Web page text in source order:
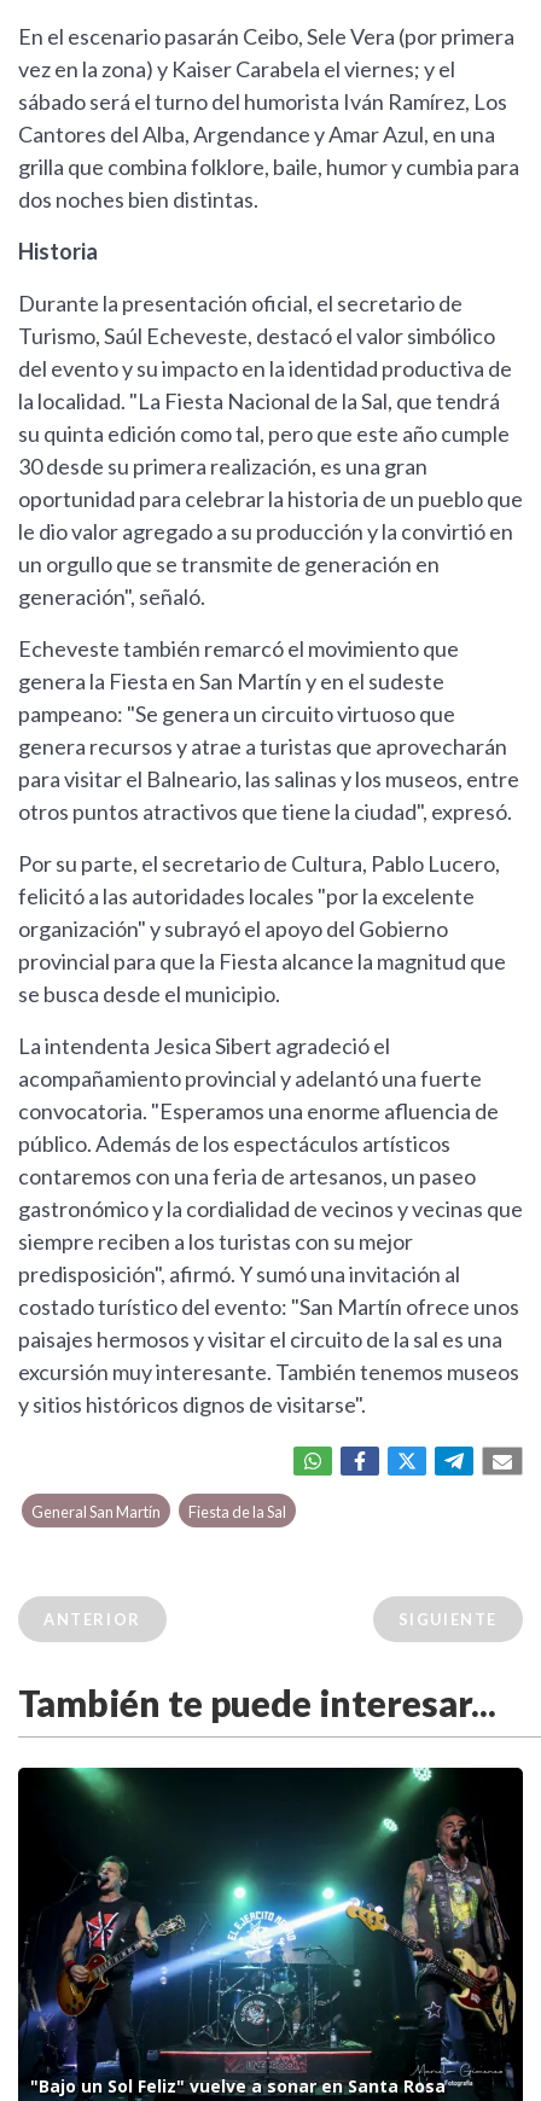
En el escenario pasarán Ceibo, Sele Vera (por primera
vez en la zona) y Kaiser Carabela el viernes; y el
sábado será el turno del humorista Iván Ramírez, Los
Cantores del Alba, Argendance y Amar Azul, en una
grilla que combina folklore, baile, humor y cumbia para
dos noches bien distintas.
Historia
Durante la presentación oficial, el secretario de
Turismo, Saúl Echeveste, destacó el valor simbólico
del evento y su impacto en la identidad productiva de
la localidad. "La Fiesta Nacional de la Sal, que tendrá
su quinta edición como tal, pero que este año cumple
30 desde su primera realización, es una gran
oportunidad para celebrar la historia de un pueblo que
le dio valor agregado a su producción y la convirtió en
un orgullo que se transmite de generación en
generación", señaló.
Echeveste también remarcó el movimiento que
genera la Fiesta en San Martín y en el sudeste
pampeano: "Se genera un circuito virtuoso que
genera recursos y atrae a turistas que aprovecharán
para visitar el Balneario, las salinas y los museos, entre
otros puntos atractivos que tiene la ciudad", expresó.
Por su parte, el secretario de Cultura, Pablo Lucero,
felicitó a las autoridades locales "por la excelente
organización" y subrayó el apoyo del Gobierno
provincial para que la Fiesta alcance la magnitud que
se busca desde el municipio.
La intendenta Jesica Sibert agradeció el
acompañamiento provincial y adelantó una fuerte
convocatoria. "Esperamos una enorme afluencia de
público. Además de los espectáculos artísticos
contaremos con una feria de artesanos, un paseo
gastronómico y la cordialidad de vecinos y vecinas que
siempre reciben a los turistas con su mejor
predisposición", afirmó. Y sumó una invitación al
costado turístico del evento: "San Martín ofrece unos
paisajes hermosos y visitar el circuito de la sal es una
excursión muy interesante. También tenemos museos
y sitios históricos dignos de visitarse".
General San Martín Fiesta de la Sal
ANTERIOR SIGUIENTE
También te puede interesar...
"Bajo un Sol Feliz" vuelve a sonar en Santa Rosa